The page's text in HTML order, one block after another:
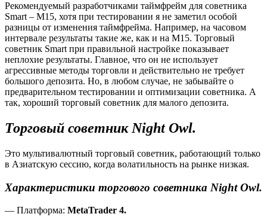
Рекомендуемый разработчиками таймфрейм для советника
Smart – М15, хотя при тестировании я не заметил особой
разницы от изменения таймфрейма. Например, на часовом
интервале результаты такие же, как и на М15. Торговый
советник Smart при правильной настройке показывает
неплохие результаты. Главное, что он не использует
агрессивные методы торговли и действительно не требует
большого депозита. Но, в любом случае, не забывайте о
предварительном тестировании и оптимизации советника. А
так, хороший торговый советник для малого депозита.
Торговый советник Night Owl.
Это мультивалютный торговый советник, работающий только
в Азиатскую сессию, когда волатильность на рынке низкая.
Характеристики торгового советника Night Owl.
— Платформа: MetaTrader 4.